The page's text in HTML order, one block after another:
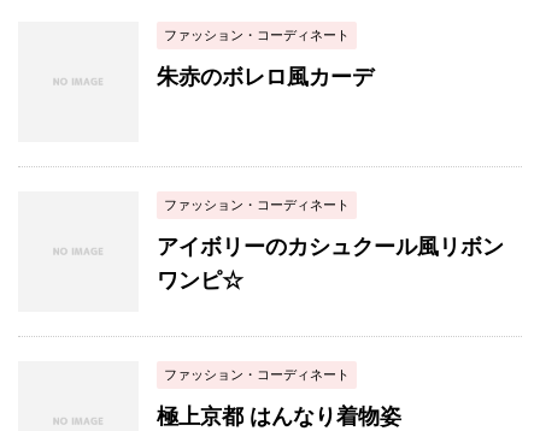
ファッション・コーディネート
朱赤のボレロ風カーデ
ファッション・コーディネート
アイボリーのカシュクール風リボン
ワンピ☆
ファッション・コーディネート
極上京都 はんなり着物姿